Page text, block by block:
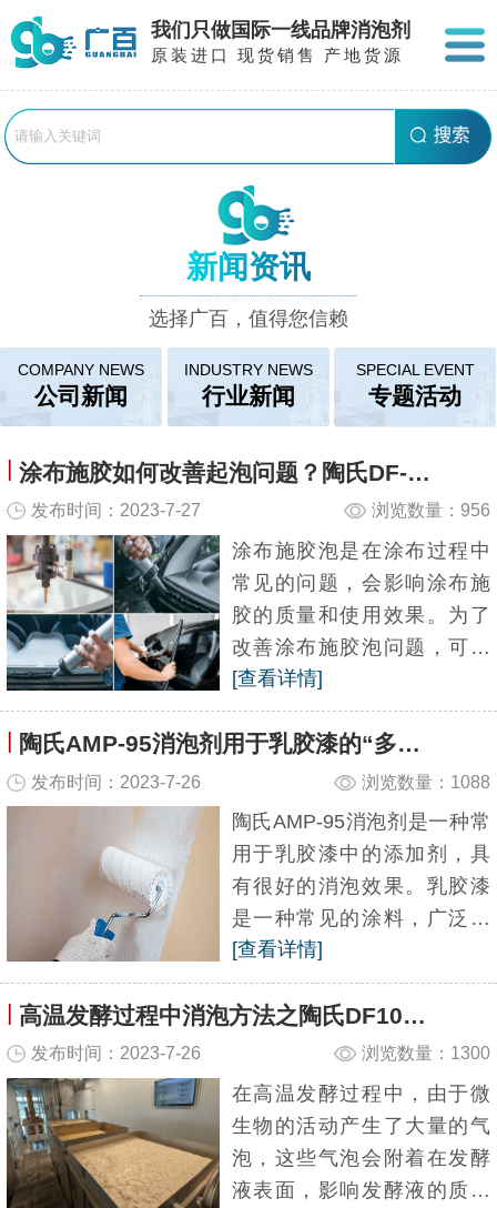
我们只做国际一线品牌消泡剂
原装进口 现货销售 产地货源
新闻资讯
选择广百，值得您信赖
COMPANY NEWS
公司新闻
INDUSTRY NEWS
行业新闻
SPECIAL EVENT
专题活动
| 涂布施胶如何改善起泡问题？陶氏DF-106消泡剂脱泡快
涂布施胶泡是在涂布过程中
常见的问题，会影响涂布施
胶的质量和使用效果。为了
改善涂布施胶泡问题，可以
考虑使用陶氏DF-106消泡
剂。今天本文广百消泡剂小
编给大家分享一下陶氏106消
泡剂在涂布施胶中的应用效...
[查看详情]
发布时间：2023-7-27 浏览数量：956
| 陶氏AMP-95消泡剂用于乳胶漆的“多功能助剂”
陶氏AMP-95消泡剂是一种常
用于乳胶漆中的添加剂，具
有很好的消泡效果。乳胶漆
是一种常见的涂料，广泛应
用于室内墙面、家具、装饰
等领域。然而，在乳胶漆的
制备过程中，由于涂料中的
一些成分可能会产生气泡，
这...
[查看详情]
发布时间：2023-7-26 浏览数量：1088
| 高温发酵过程中消泡方法之陶氏DF104消泡剂应用
在高温发酵过程中，由于微
生物的活动产生了大量的气
泡，这些气泡会附着在发酵
液表面，影响发酵液的质量
发布时间：2023-7-26 浏览数量：1300